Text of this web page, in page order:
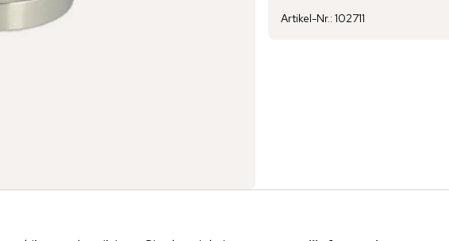
Artikel-Nr.: 102711